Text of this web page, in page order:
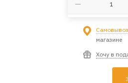
магазине
Хочу в